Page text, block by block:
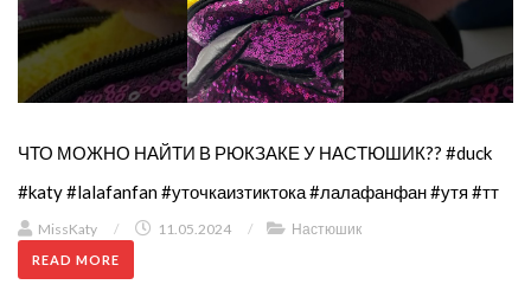
ЧТО МОЖНО НАЙТИ В РЮКЗАКЕ У НАСТЮШИК?? #duck
#katy #lalafanfan #уточкаизтиктока #лалафанфан #утя #тт
MissKaty / 11.05.2024 / Настюшик
READ MORE